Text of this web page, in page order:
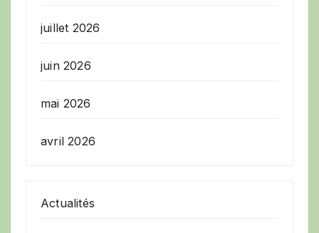
juillet 2026
juin 2026
mai 2026
avril 2026
Actualités